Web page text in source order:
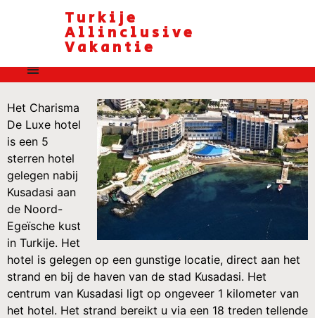
Turkije
Allinclusive
Vakantie
Het Charisma
De Luxe hotel
is een 5
sterren hotel
gelegen nabij
Kusadasi aan
de Noord-
Egeïsche kust
in Turkije. Het
hotel is gelegen op een gunstige locatie, direct aan het
strand en bij de haven van de stad Kusadasi. Het
centrum van Kusadasi ligt op ongeveer 1 kilometer van
het hotel. Het strand bereikt u via een 18 treden tellende